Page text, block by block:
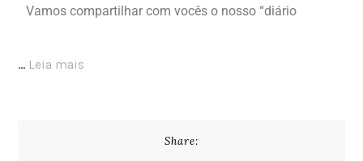
Vamos compartilhar com vocês o nosso “diário
… Leia mais
Share: